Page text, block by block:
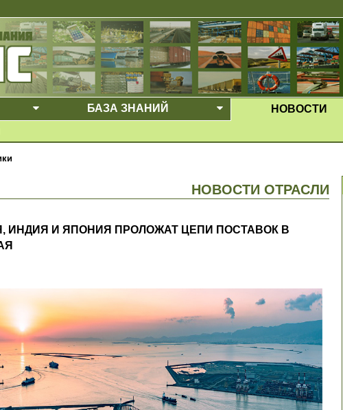
ВЫПАДАЮЩЕЕ МЕНЮ
БАЗА ЗНАНИЙ
ВЫПАДАЮЩЕЕ МЕНЮ
НОВОСТИ
НОВОСТИ ОТРАСЛИ
ИНДИЯ И ЯПОНИЯ ПРОЛОЖАТ ЦЕПИ ПОСТАВОК В